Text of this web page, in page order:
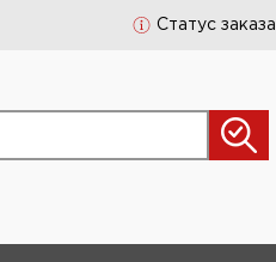
Статус заказа